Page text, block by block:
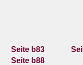
Seite b83
Seite b88